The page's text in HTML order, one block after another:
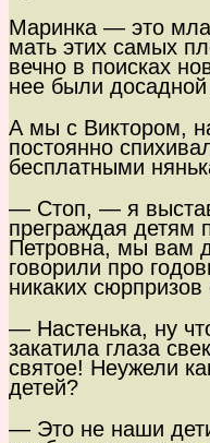
Маринка — это
мать этих самых
вечно в поисках
нее были
А мы с Виктором,
постоянно
бесплатными
— Стоп, — я
преграждая
Петровна, мы вам
говорили про
никаких сюрпризов
— Настенька, ну
закатила глаза
святое! Неужели
детей?
— Это не наши